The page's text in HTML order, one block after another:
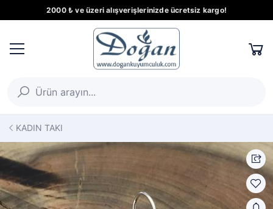
2000 ₺ ve üzeri alışverişlerinizde ücretsiz kargo!
KADIN TAKI